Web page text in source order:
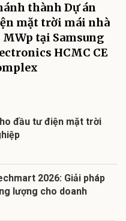
thành Dự án
mặt trời mái nhà
MWp tại Samsung
HCMC CE
đầu tư điện mặt trời
2026: Giải pháp
lượng cho doanh